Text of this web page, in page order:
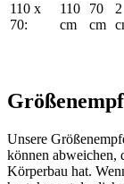
110 x
70:
110
cm
70
cm
2
Unsere
können abweichen,
Körperbau hat.